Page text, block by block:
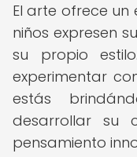
El arte ofrece
niños expresen
su propio
experimentar
estás
desarrollar su
pensamiento